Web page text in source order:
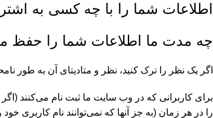
اطلاعات شما را با چه کسی به
چه مدت ما اطلاعات شما را حفظ
اگر یک نظر را ترک کنید، نظر و متادیتای آن به طور
برای کاربرانی که در وب سایت ما ثبت نام می‌کنند
را در هر زمان (به جز آنها که نمی‌توانند نام کاربری